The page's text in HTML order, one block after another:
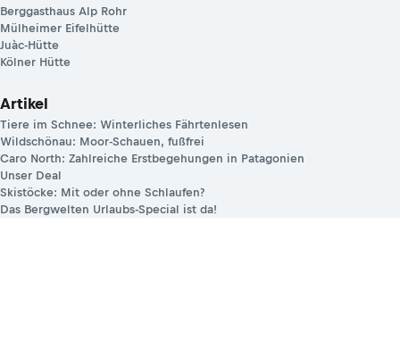
Berggasthaus Alp Rohr
Mülheimer Eifelhütte
Juàc-Hütte
Kölner Hütte
Artikel
Tiere im Schnee: Winterliches Fährtenlesen
Wildschönau: Moor-Schauen, fußfrei
Caro North: Zahlreiche Erstbegehungen in Patagonien
Unser Deal
Skistöcke: Mit oder ohne Schlaufen?
Das Bergwelten Urlaubs-Special ist da!